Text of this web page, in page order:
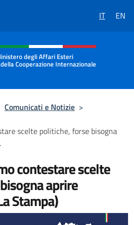
IT EN
social e menù
degli Affari Esteri
Cooperazione Internazionale
Comunicati e Notizie >
scelte politiche, forse bisogna
contestare scelte
aprire
Stampa)